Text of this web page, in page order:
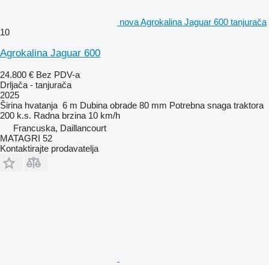
nova Agrokalina Jaguar 600 tanjurača
10
Agrokalina Jaguar 600
24.800 € Bez PDV-a
Drljača - tanjurača
2025
Širina hvatanja 6 m Dubina obrade 80 mm Potrebna snaga traktora
200 k.s. Radna brzina 10 km/h
Francuska, Daillancourt
MATAGRI 52
Kontaktirajte prodavatelja